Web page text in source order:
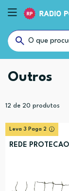
Outros
12 de 20 produtos
Leva 3 Paga 2
REDE